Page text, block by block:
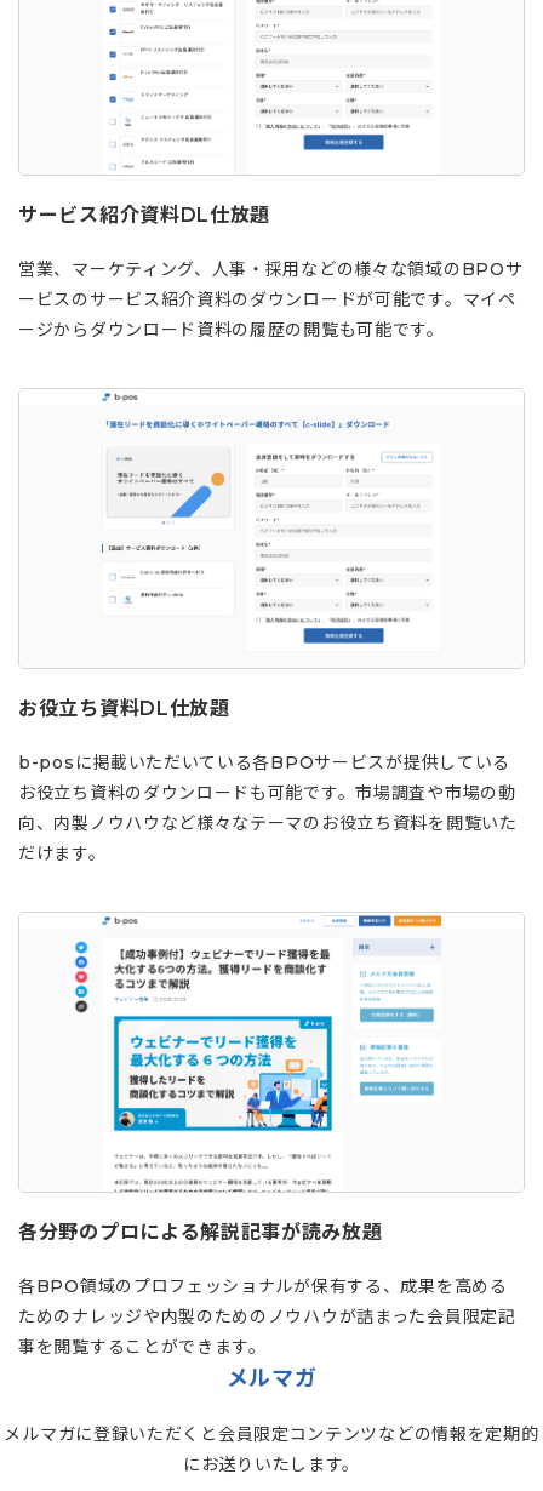
サービス紹介資料DL仕放題
営業、マーケティング、人事・採用などの様々な領域のBPOサ
ービスのサービス紹介資料のダウンロードが可能です。マイペ
ージからダウンロード資料の履歴の閲覧も可能です。
お役立ち資料DL仕放題
b-posに掲載いただいている各BPOサービスが提供している
お役立ち資料のダウンロードも可能です。市場調査や市場の動
向、内製ノウハウなど様々なテーマのお役立ち資料を閲覧いた
だけます。
各分野のプロによる解説記事が読み放題
各BPO領域のプロフェッショナルが保有する、成果を高める
ためのナレッジや内製のためのノウハウが詰まった会員限定記
事を閲覧することができます。
メルマガ
メルマガに登録いただくと会員限定コンテンツなどの情報を定期的
にお送りいたします。